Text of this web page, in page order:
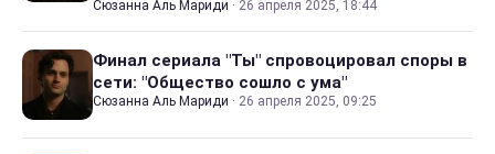
Сюзанна Аль Мариди · 26 апреля 2025, 18:44
Финал сериала "Ты" спровоцировал споры в
сети: "Общество сошло с ума"
Сюзанна Аль Мариди · 26 апреля 2025, 09:25